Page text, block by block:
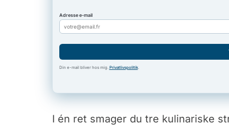
Adresse e-mail
Din e-mail bliver hos mig. Privatlivspolitik.
I én ret smager du tre kulinariske